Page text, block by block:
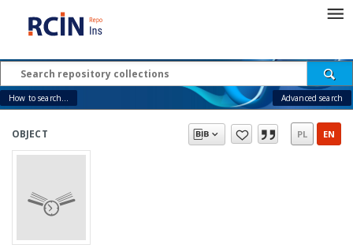
How to search... Advanced search
OBJECT PL EN